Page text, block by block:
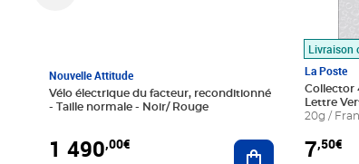
Nouvelle Attitude
Vélo électrique du facteur, reconditionné
- Taille normale - Noir/ Rouge
1 490,00€ Ajouter au
Livraison
La Poste
Collector
Lettre
20g /
7,50€